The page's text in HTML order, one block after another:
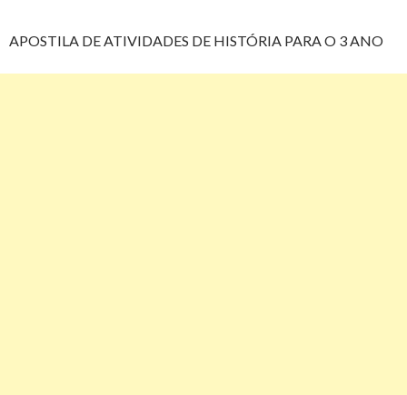
APOSTILA DE ATIVIDADES DE HISTÓRIA PARA O 3 ANO